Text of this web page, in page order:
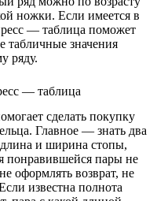
ножки. Если имеется в
— таблица поможет
табличные значения
ряду.
— таблица
сделать покупку
Главное — знать два
и ширина стопы,
понравившейся пары не
оформлять возврат, не
известна полнота